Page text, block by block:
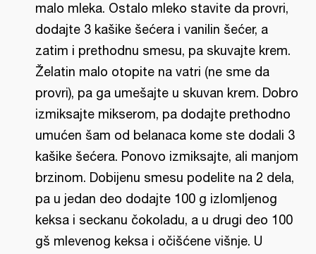
malo mleka. Ostalo mleko stavite da provri,
dodajte 3 kašike šećera i vanilin šećer, a
zatim i prethodnu smesu, pa skuvajte krem.
Želatin malo otopite na vatri (ne sme da
provri), pa ga umešajte u skuvan krem. Dobro
izmiksajte mikserom, pa dodajte prethodno
umućen šam od belanaca kome ste dodali 3
kašike šećera. Ponovo izmiksajte, ali manjom
brzinom. Dobijenu smesu podelite na 2 dela,
pa u jedan deo dodajte 100 g izlomljenog
keksa i seckanu čokoladu, a u drugi deo 100
gš mlevenog keksa i očišćene višnje. U